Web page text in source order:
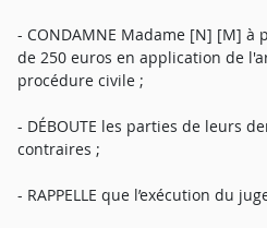
- CONDAMNE Madame [N] [M] à
de 250 euros en application de
procédure civile ;
- DÉBOUTE les parties de leurs
contraires ;
- RAPPELLE que l’exécution du